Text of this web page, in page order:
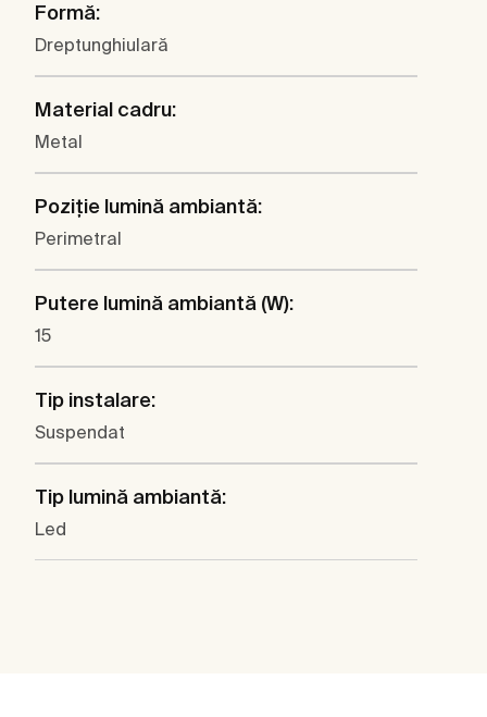
Formă:
Dreptunghiulară
Material cadru:
Metal
Poziţie lumină ambiantă:
Perimetral
Putere lumină ambiantă (W):
15
Tip instalare:
Suspendat
Tip lumină ambiantă:
Led